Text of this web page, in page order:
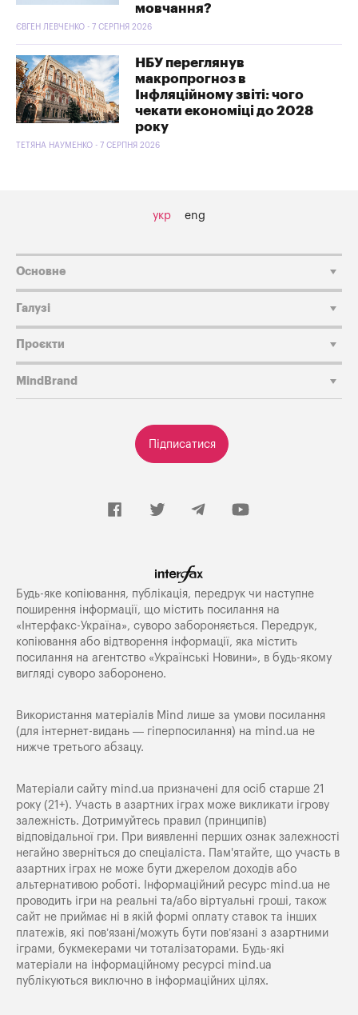
мовчання?
ЄВГЕН ЛЕВЧЕНКО - 7 СЕРПНЯ 2026
НБУ переглянув
макропрогноз в
Інфляційному звіті: чого
чекати економіці до 2028
року
ТЕТЯНА НАУМЕНКО - 7 СЕРПНЯ 2026
укр eng
Підписатися
Основне
Галузі
Проєкти
MindBrand
Будь-яке копiювання, публiкацiя, передрук чи наступне
поширення iнформацiї, що мiстить посилання на
«Iнтерфакс-Україна», суворо забороняється. Передрук,
копіювання або відтворення інформації, яка містить
посилання на агентство «Українські Новини», в будь-якому
вигляді суворо заборонено.
Використання матеріалів Mind лише за умови посилання
(для інтернет-видань — гіперпосилання) на mind.ua не
нижче третього абзацу.
Матеріали сайту mind.ua призначені для осіб старше 21
року (21+). Участь в азартних іграх може викликати ігрову
залежність. Дотримуйтесь правил (принципів)
відповідальної гри. При виявленні перших ознак залежності
негайно зверніться до спеціаліста. Пам'ятайте, що участь в
азартних іграх не може бути джерелом доходів або
альтернативою роботі. Інформаційний ресурс mind.ua не
проводить ігри на реальні та/або віртуальні гроші, також
сайт не приймає ні в якій формі оплату ставок та інших
платежів, які пов’язані/можуть бути пов’язані з азартними
іграми, букмекерами чи тоталізаторами. Будь-які
матеріали на інформаційному ресурсі mind.ua
публікуються виключно в інформаційних цілях.